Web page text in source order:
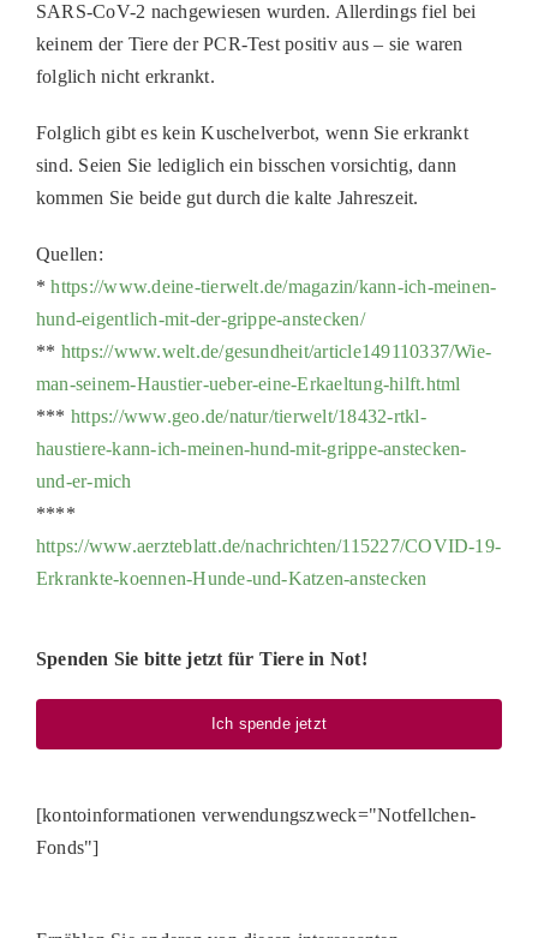
SARS-CoV-2 nachgewiesen wurden. Allerdings fiel bei
keinem der Tiere der PCR-Test positiv aus – sie waren
folglich nicht erkrankt.
Folglich gibt es kein Kuschelverbot, wenn Sie erkrankt
sind. Seien Sie lediglich ein bisschen vorsichtig, dann
kommen Sie beide gut durch die kalte Jahreszeit.
Quellen:
*https://www.deine-tierwelt.de/magazin/kann-ich-meinen-
hund-eigentlich-mit-der-grippe-anstecken/
** https://www.welt.de/gesundheit/article149110337/Wie-
man-seinem-Haustier-ueber-eine-Erkaeltung-hilft.html
*** https://www.geo.de/natur/tierwelt/18432-rtkl-
haustiere-kann-ich-meinen-hund-mit-grippe-anstecken-
und-er-mich
****
https://www.aerzteblatt.de/nachrichten/115227/COVID-19-
Erkrankte-koennen-Hunde-und-Katzen-anstecken
Spenden Sie bitte jetzt für Tiere in Not!
Ich spende jetzt
[kontoinformationen verwendungszweck="Notfellchen-
Fonds"]